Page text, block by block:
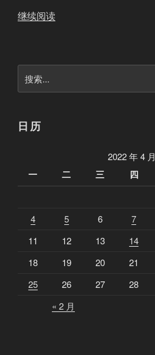
继续阅读“
语
工
具
的
，
索
日历
2022 年 4 月
一 二 三 四
4
5 6 7
11
12 13 14
18
19 20 21
25
26 27 28
« 2 月